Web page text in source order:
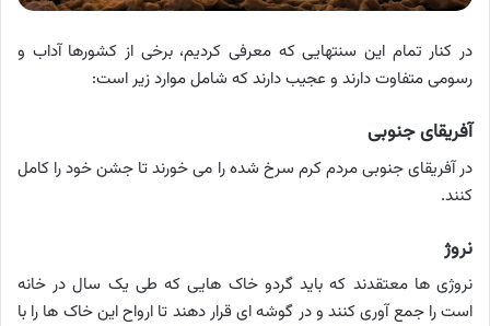
در کنار تمام این سنتهایی که معرفی کردیم، برخی از کشورها آداب و
رسومی متفاوت دارند و عجیب دارند که شامل موارد زیر است:
آفریقای جنوبی
در آفریقای جنوبی مردم کرم سرخ شده را می خورند تا جشن خود را کامل
کنند.
نروژ
نروژی ها معتقدند که باید گردو خاک هایی که طی یک سال در خانه
است را جمع آوری کنند و در گوشه ای قرار دهند تا ارواح این خاک ها را با